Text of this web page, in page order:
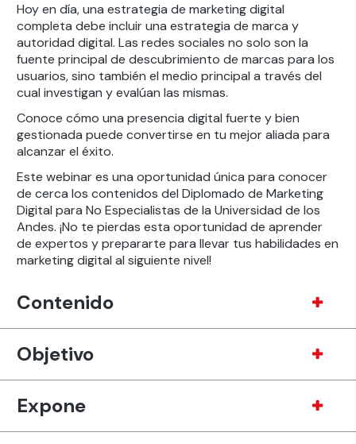
Hoy en día, una estrategia de marketing digital
completa debe incluir una estrategia de marca y
autoridad digital. Las redes sociales no solo son la
fuente principal de descubrimiento de marcas para los
usuarios, sino también el medio principal a través del
cual investigan y evalúan las mismas.
Conoce cómo una presencia digital fuerte y bien
gestionada puede convertirse en tu mejor aliada para
alcanzar el éxito.
Este webinar es una oportunidad única para conocer
de cerca los contenidos del Diplomado de Marketing
Digital para No Especialistas de la Universidad de los
Andes. ¡No te pierdas esta oportunidad de aprender
de expertos y prepararte para llevar tus habilidades en
marketing digital al siguiente nivel!
Contenido
Objetivo
Expone